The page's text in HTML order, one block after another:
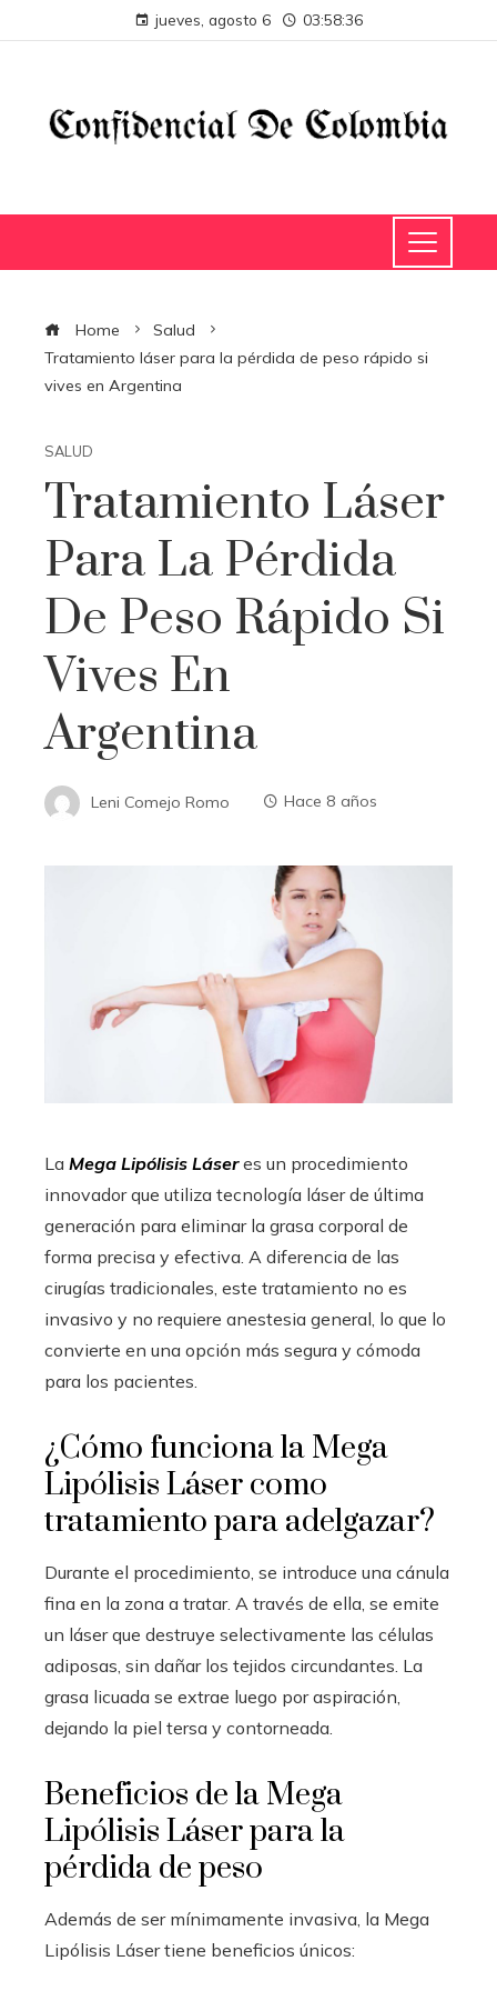
jueves, agosto 6 03:58:36
Home
Salud
Tratamiento láser para la pérdida de peso rápido si
vives en Argentina
SALUD
Tratamiento Láser
Para La Pérdida
De Peso Rápido Si
Vives En
Argentina
Leni Comejo Romo Hace 8 años
La Mega Lipólisis Láseres un procedimiento
innovador que utiliza tecnología láser de última
generación para eliminar la grasa corporal de
forma precisa y efectiva. A diferencia de las
cirugías tradicionales, este tratamiento no es
invasivo y no requiere anestesia general, lo que lo
convierte en una opción más segura y cómoda
para los pacientes.
¿Cómo funciona la Mega
Lipólisis Láser como
tratamiento para adelgazar?
Durante el procedimiento, se introduce una cánula
fina en la zona a tratar. A través de ella, se emite
un láser que destruye selectivamente las células
adiposas, sin dañar los tejidos circundantes. La
grasa licuada se extrae luego por aspiración,
dejando la piel tersa y contorneada.
Beneficios de la Mega
Lipólisis Láser para la
pérdida de peso
Además de ser mínimamente invasiva, la Mega
Lipólisis Láser tiene beneficios únicos: